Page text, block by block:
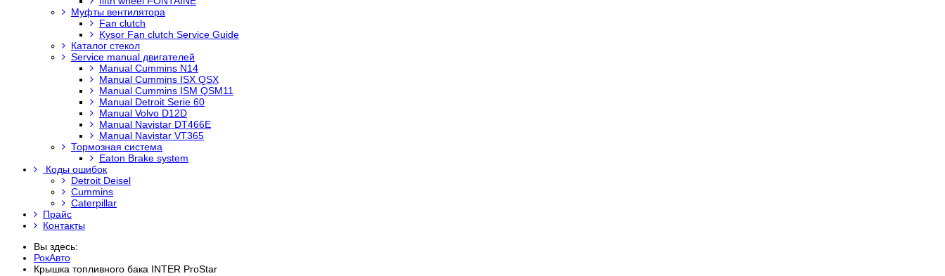
Муфты вентилятора
Fan clutch
Kysor Fan clutch Service Guide
Каталог стекол
Service manual двигателей
Manual Cummins N14
Manual Cummins ISX QSX
Manual Cummins ISM QSM11
Manual Detroit Serie 60
Manual Volvo D12D
Manual Navistar DT466E
Manual Navistar VT365
Тормозная система
Eaton Brake system
Коды ошибок
Detroit Deisel
Cummins
Caterpillar
Прайс
Контакты
Вы здесь:
РокАвто
Крышка топливного бака INTER ProStar